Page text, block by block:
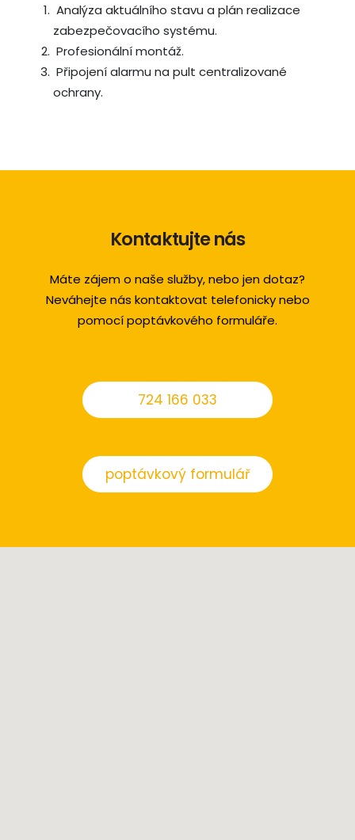
Analýza aktuálního stavu a plán realizace
zabezpečovacího systému.
Profesionální montáž.
Připojení alarmu na pult centralizované
ochrany.
Kontaktujte nás
Máte zájem o naše služby, nebo jen dotaz?
Neváhejte nás kontaktovat telefonicky nebo
pomocí poptávkového formuláře.
724 166 033
poptávkový formulář